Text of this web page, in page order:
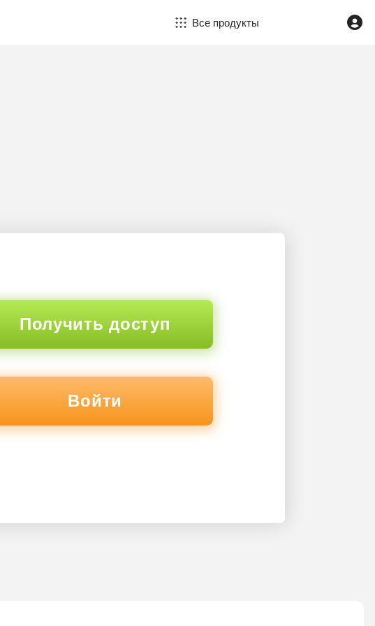
Все продукты
Получить доступ
Войти